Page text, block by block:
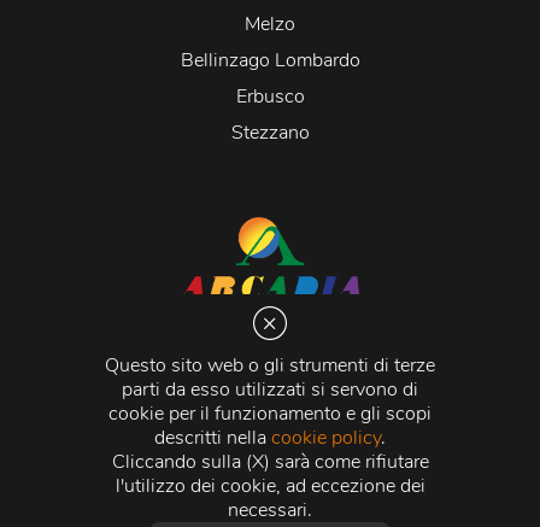
Questo sito web o gli strumenti di terze
parti da esso utilizzati si servono di
cookie per il funzionamento e gli scopi
descritti nellacookie policy.
Cliccando sulla (X) sarà come rifiutare
l'utilizzo dei cookie, ad eccezione dei
necessari.
Melzo
Bellinzago Lombardo
Erbusco
Stezzano
Via Martiri della Libertà 20066 Melzo (MI)
C.C.I.A.A. - R.E.A di Milano n. 1427910
Registro delle Imprese di Milano n. 338392 -
Fiscale e Partita Iva11015840157 | Capitale Sociale
500.000,00 i.v.
Credits:Crea Informatica S.r.l. 2026 © Tutti i diritti
riservati.